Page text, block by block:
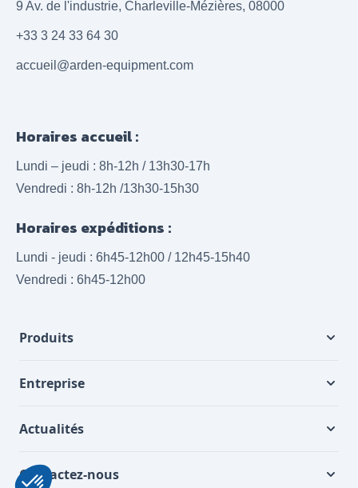
9 Av. de l'industrie, Charleville-Mézières, 08000
+33 3 24 33 64 30
accueil@arden-equipment.com
Horaires accueil :
Lundi – jeudi : 8h-12h / 13h30-17h
Vendredi : 8h-12h /13h30-15h30
Horaires expéditions :
Lundi - jeudi : 6h45-12h00 / 12h45-15h40
Vendredi : 6h45-12h00
Produits
Entreprise
Actualités
Contactez-nous